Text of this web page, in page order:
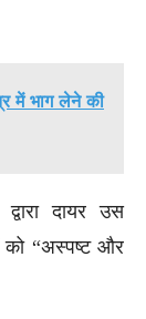
में भाग लेने की
दायर उस
को “अस्पष्ट और